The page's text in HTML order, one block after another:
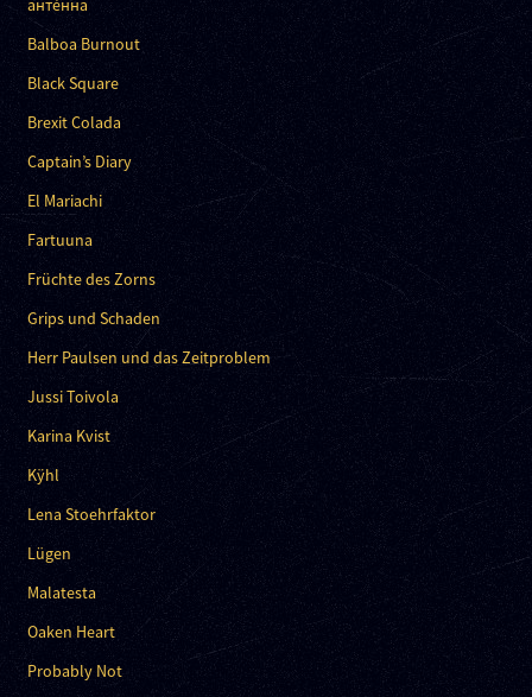
анте́нна
Balboa Burnout
Black Square
Brexit Colada
Captain’s Diary
El Mariachi
Fartuuna
Früchte des Zorns
Grips und Schaden
Herr Paulsen und das Zeitproblem
Jussi Toivola
Karina Kvist
Kÿhl
Lena Stoehrfaktor
Lügen
Malatesta
Oaken Heart
Probably Not